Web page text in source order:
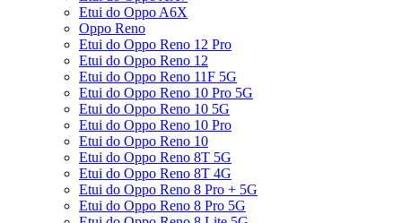
Etui do Oppo A6X
Oppo Reno
Etui do Oppo Reno 12 Pro
Etui do Oppo Reno 12
Etui do Oppo Reno 11F 5G
Etui do Oppo Reno 10 Pro 5G
Etui do Oppo Reno 10 5G
Etui do Oppo Reno 10 Pro
Etui do Oppo Reno 10
Etui do Oppo Reno 8T 5G
Etui do Oppo Reno 8T 4G
Etui do Oppo Reno 8 Pro + 5G
Etui do Oppo Reno 8 Pro 5G